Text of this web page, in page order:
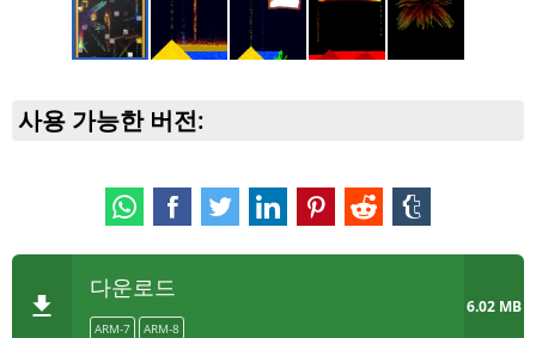
사용 가능한 버전:
다운로드
ARM-7 ARM-8
6.02 MB